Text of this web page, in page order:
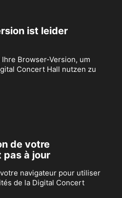
ist leider
Browser-Version, um
Concert Hall nutzen zu
de votre
pas à jour
navigateur pour utiliser
de la Digital Concert